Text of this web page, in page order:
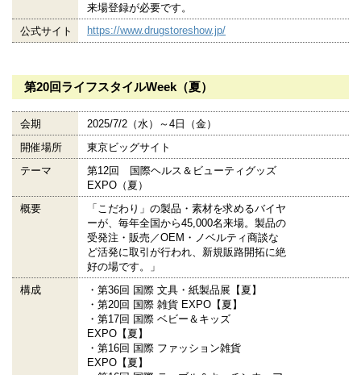
来場登録が必要です。
公式サイト
https://www.drugstoreshow.jp/
第20回ライフスタイルWeek（夏）
会期
2025/7/2（水）～4日（金）
開催場所
東京ビッグサイト
テーマ
第12回 国際ヘルス＆ビューティグッズ
EXPO（夏）
概要
「こだわり」の製品・素材を求めるバイヤ
ーが、毎年全国から45,000名来場。製品の
受発注・販売／OEM・ノベルティ商談な
ど活発に取引が行われ、新規販路開拓に絶
好の場です。」
構成
・第36回 国際 文具・紙製品展【夏】
・第20回 国際 雑貨 EXPO【夏】
・第17回 国際 ベビー＆キッズ
EXPO【夏】
・第16回 国際 ファッション雑貨
EXPO【夏】